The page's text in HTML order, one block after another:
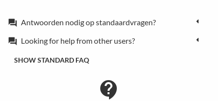
forum Antwoorden nodig op standaardvragen?
forum Looking for help from other users?
SHOW STANDARD FAQ
contact_support